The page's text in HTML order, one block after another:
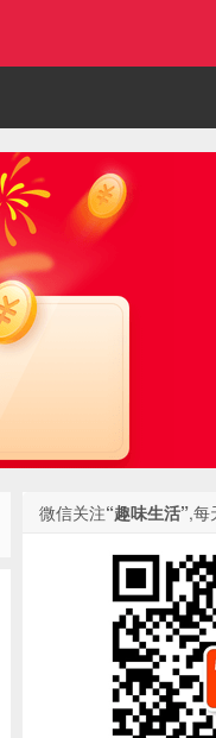
微信关注“趣味生活”,每